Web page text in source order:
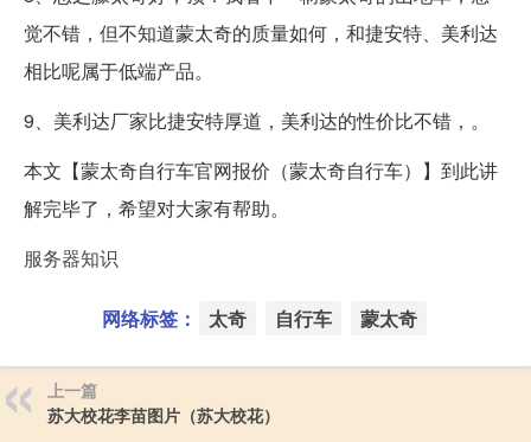
觉不错，但不知道蒙太奇的质量如何，和捷安特、美利达
相比呢属于低端产品。
9、美利达厂家比捷安特厚道，美利达的性价比不错，。
本文【蒙太奇自行车官网报价（蒙太奇自行车）】到此讲
解完毕了，希望对大家有帮助。
服务器知识
网络标签： 太奇 自行车 蒙太奇
上一篇
苏大校花李苗图片（苏大校花）